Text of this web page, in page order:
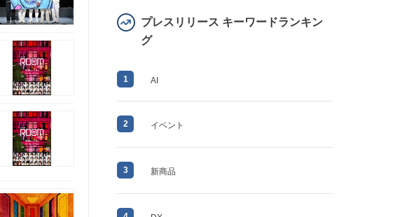
プレスリリース キーワードランキン
グ
1 AI
2 イベント
3 新商品